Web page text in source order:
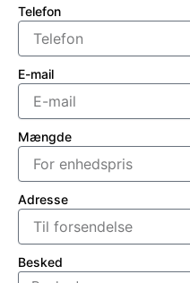
Telefon
E-mail
Mængde
Adresse
Besked